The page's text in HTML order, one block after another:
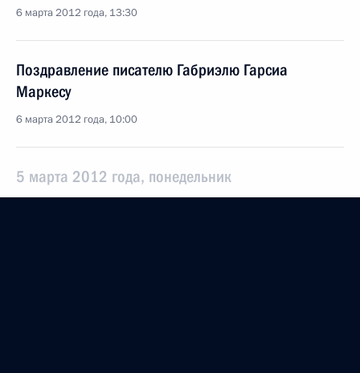
6 марта 2012 года, 13:30
Поздравление писателю Габриэлю Гарсиа
Маркесу
6 марта 2012 года, 10:00
5 марта 2012 года, понедельник